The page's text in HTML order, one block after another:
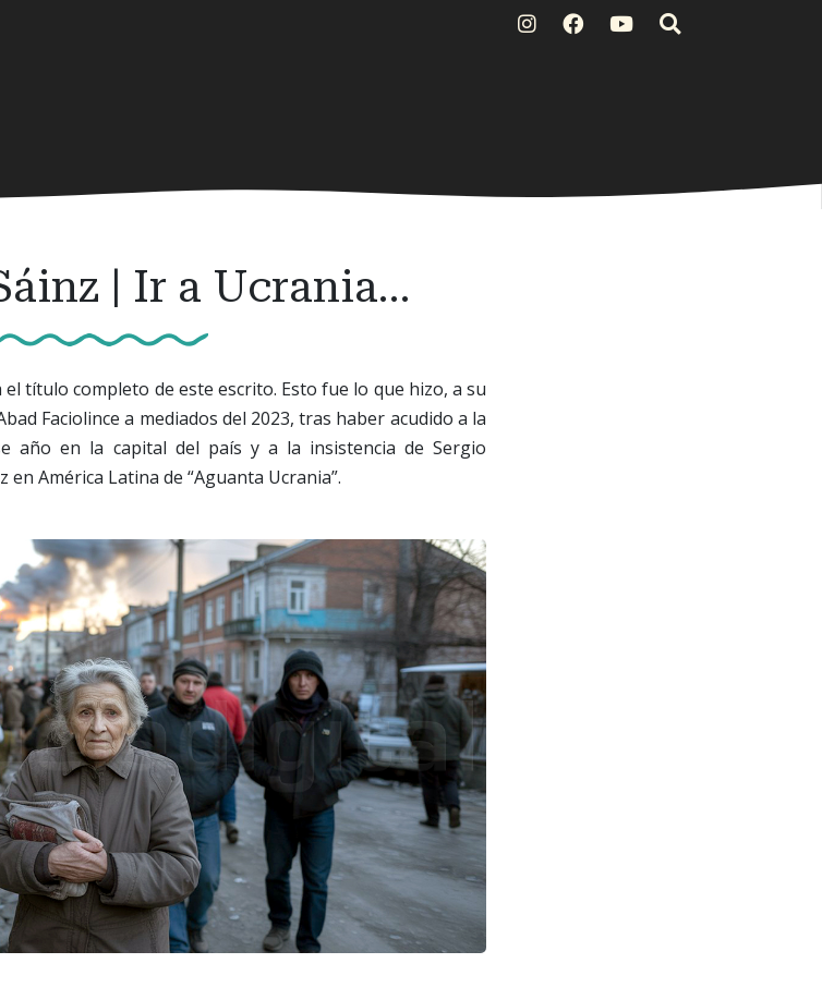
| Ir a Ucrania…
el título completo de este escrito. Esto fue lo que hizo, a su
Faciolince a mediados del 2023, tras haber acudido a la
año en la capital del país y a la insistencia de Sergio
América Latina de “Aguanta Ucrania”.